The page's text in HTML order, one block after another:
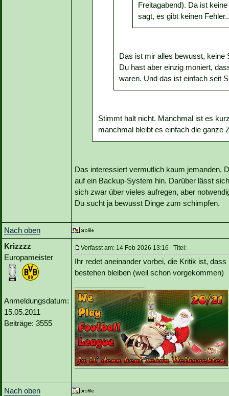
Freitagabend). Da ist
sagt, es gibt keinen
Das ist mir alles bewusst, keine
Du hast aber einzig moniert,
waren. Und das ist einfach seit
Stimmt halt nicht. Manchmal ist es
manchmal bleibt es einfach die ganze
Das interessiert vermutlich kaum jemanden.
auf ein Backup-System hin. Darüber lässt
sich zwar über vieles aufregen, aber
Du sucht ja bewusst Dinge zum schimpfen.
Nach oben
Krizzzz
Europameister
Anmeldungsdatum:
15.05.2011
Beiträge: 3555
Verfasst am: 14 Feb 2026 13:16 Titel:
Ihr redet aneinander vorbei, die Kritik ist,
bestehen bleiben (weil schon vorgekommen)
Nach oben